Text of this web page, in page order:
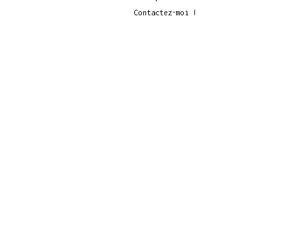
Contactez-moi !